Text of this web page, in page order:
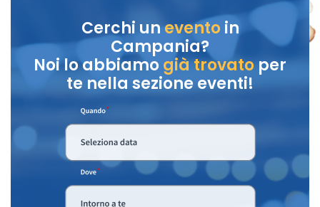
Cerchi unevento in
Campania?
Noi lo abbiamo già trovatoper
te nella sezione eventi!